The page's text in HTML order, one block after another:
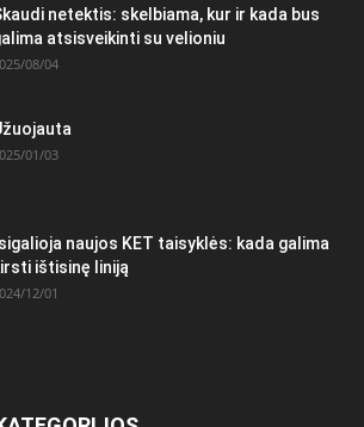
netektis: skelbiama, kur ir kada bus
atsisveikinti su velioniu
08/04
01/03
Įsigalioja naujos KET taisyklės: kada galima
ištisinę liniją
12/01